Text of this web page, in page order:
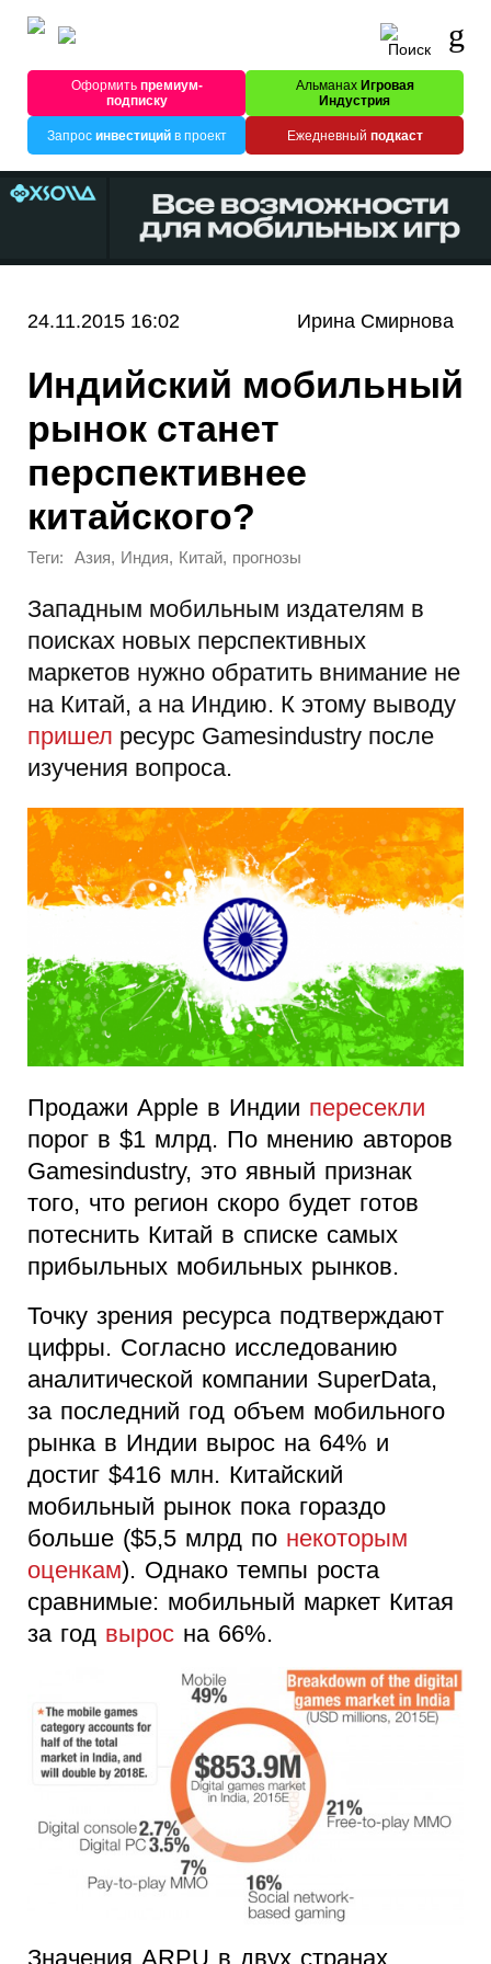
Оформитьпремиум-
подписку
Альманах Игровая
Индустрия
Запрос инвестицийв проект Ежедневный подкаст
24.11.2015 16:02 Ирина Смирнова
Индийский мобильный
рынок станет
перспективнее
китайского?
Теги: Азия, Индия, Китай, прогнозы
Западным мобильным издателям в
поисках новых перспективных
маркетов нужно обратить внимание не
на Китай, а на Индию. К этому выводу
пришел ресурс Gamesindustry после
изучения вопроса.
Продажи Apple в Индии пересекли
порог в $1 млрд. По мнению авторов
Gamesindustry, это явный признак
того, что регион скоро будет готов
потеснить Китай в списке самых
прибыльных мобильных рынков.
Точку зрения ресурса подтверждают
цифры. Согласно исследованию
аналитической компании SuperData,
за последний год объем мобильного
рынка в Индии вырос на 64% и
достиг $416 млн. Китайский
мобильный рынок пока гораздо
больше ($5,5 млрд по некоторым
оценкам). Однако темпы роста
сравнимые: мобильный маркет Китая
за год вырос на 66%.
Значения ARPU в двух странах